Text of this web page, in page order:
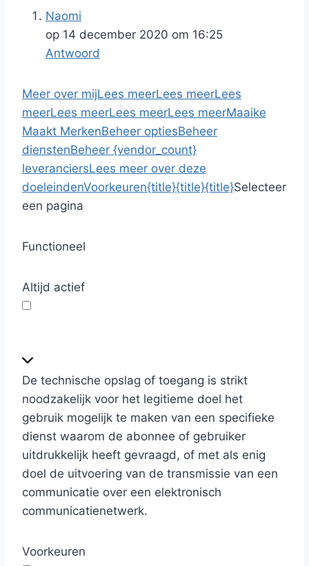
Naomi
op 14 december 2020 om 16:25
Antwoord
Meer over mijLees meerLees meerLees
meerLees meerLees meerLees meerMaaike
Maakt MerkenBeheer optiesBeheer
dienstenBeheer {vendor_count}
leveranciersLees meer over deze
doeleindenVoorkeuren{title}{title}{title}Selecteer
een pagina
Functioneel
Altijd actief
u
n
c
t
i
o
n
e
e
De technische opslag of toegang is strikt
noodzakelijk voor het legitieme doel het
gebruik mogelijk te maken van een specifieke
dienst waarom de abonnee of gebruiker
uitdrukkelijk heeft gevraagd, of met als enig
doel de uitvoering van de transmissie van een
communicatie over een elektronisch
communicatienetwerk.
Voorkeuren